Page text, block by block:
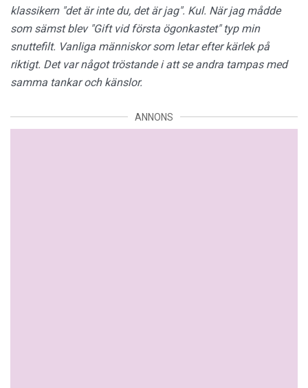
klassikern "det är inte du, det är jag". Kul. När jag mådde
som sämst blev "Gift vid första ögonkastet" typ min
snuttefilt. Vanliga människor som letar efter kärlek på
riktigt. Det var något tröstande i att se andra tampas med
samma tankar och känslor.
ANNONS